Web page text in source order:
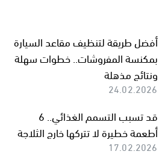
أفضل طريقة لتنظيف مقاعد السيارة
بمكنسة المفروشات.. خطوات سهلة
ونتائج مذهلة
24.02.2026
قد تسبب التسمم الغذائي.. 6
أطعمة خطيرة لا تتركها خارج الثلاجة
17.02.2026